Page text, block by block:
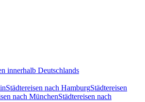
innerhalb Deutschlands
Städtereisen nach HamburgStädtereisen
nach MünchenStädtereisen nach